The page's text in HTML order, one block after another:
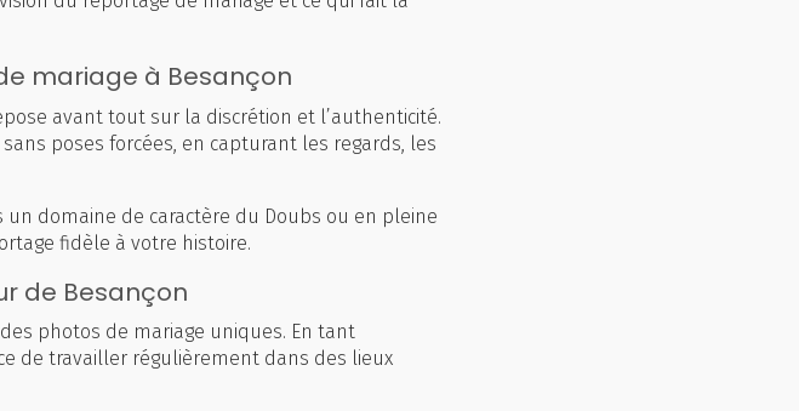
mariage à Besançon
avant tout sur la discrétion et l’authenticité.
poses forcées, en capturant les regards, les
domaine de caractère du Doubs ou en pleine
fidèle à votre histoire.
de Besançon
photos de mariage uniques. En tant
de travailler régulièrement dans des lieux